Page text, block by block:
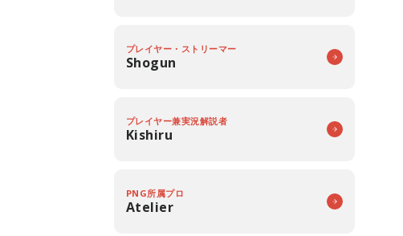
プレイヤー・ストリーマー
Shogun
プレイヤー兼実況解説者
Kishiru
PNG所属プロ
Atelier